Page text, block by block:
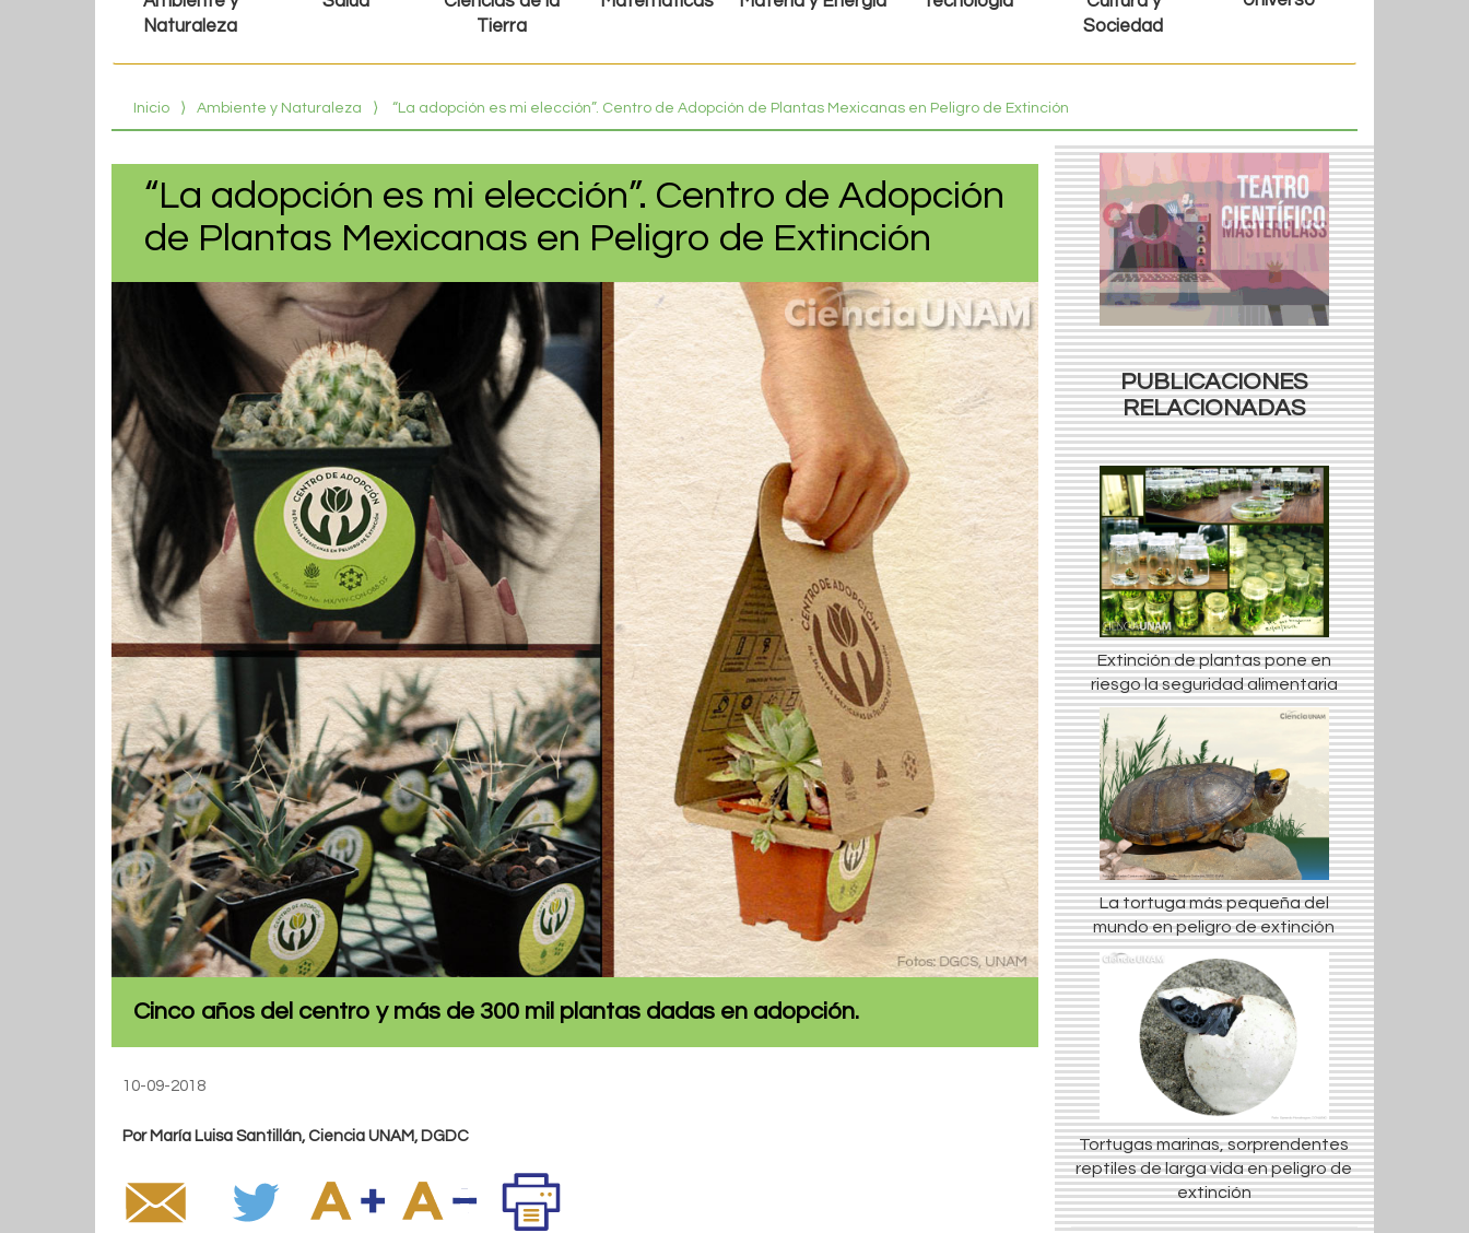
Naturaleza
Tierra
Sociedad
Inicio ⟩ Ambiente y Naturaleza ⟩ “La adopción es mi elección”. Centro de Adopción de Plantas Mexicanas en Peligro de Extinción
“La adopción es mi elección”. Centro de Adopción
de Plantas Mexicanas en Peligro de Extinción
Cinco años del centro y más de 300 mil plantas dadas en adopción.
10-09-2018
Por María Luisa Santillán, Ciencia UNAM, DGDC
PUBLICACIONES
RELACIONADAS
Extinción de plantas pone en
riesgo la seguridad alimentaria
La tortuga más pequeña del
mundo en peligro de extinción
Tortugas marinas, sorprendentes
reptiles de larga vida en peligro de
extinción